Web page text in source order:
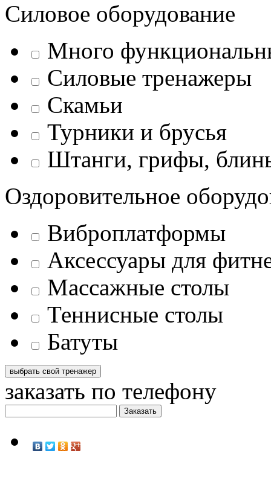
Силовое оборудование
Много
Силовые тренажеры
Скамьи
Турники и брусья
Штанги, грифы,
Оздоровительное
Виброплатформы
Аксессуары для
Массажные столы
Теннисные столы
Батуты
заказать по телефону